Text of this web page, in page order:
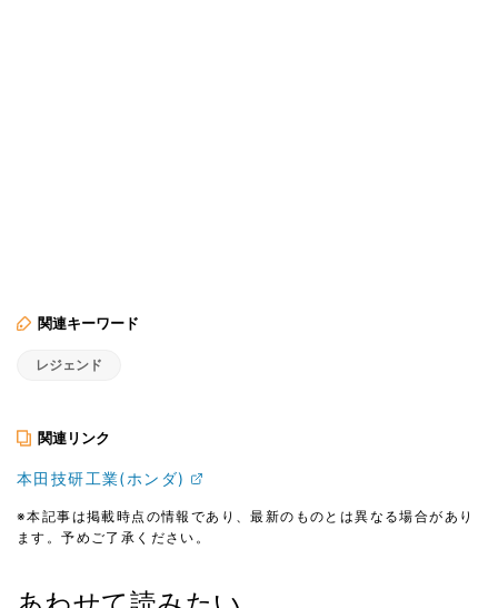
関連キーワード
レジェンド
関連リンク
本田技研工業(ホンダ)
※本記事は掲載時点の情報であり、最新のものとは異なる場合があり
ます。予めご了承ください。